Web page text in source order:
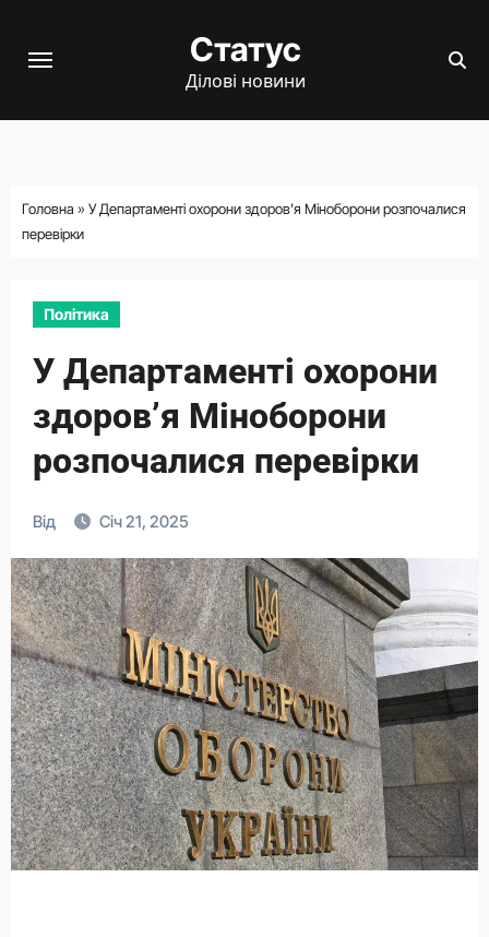
Статус
Ділові новини
Головна » У Департаменті охорони здоров’я Міноборони розпочалися
перевірки
Політика
У Департаменті охорони
здоров’я Міноборони
розпочалися перевірки
Від Січ 21, 2025